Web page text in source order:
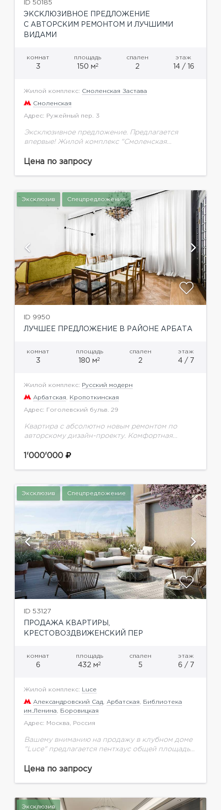
ID 50185
ЭКСКЛЮЗИВНОЕ ПРЕДЛОЖЕНИЕ
С АВТОРСКИМ РЕМОНТОМ И ЛУЧШИМИ
ВИДАМИ
комнат
3
площадь
150 м2
спален
2
этаж
14 / 16
Жилой комплекс: Смоленская Застава
Смоленская
Адрес: Ружейный пер. 3
Эксклюзивное предложение. Предлагается
впервые! Жилой комплекс "Смоленская
паркинг, охрана, гостевая парковка, пропускная
Цена по запросу
Эксклюзив Спецпредложение
ID 9950
ЛУЧШЕЕ ПРЕДЛОЖЕНИЕ В РАЙОНЕ АРБАТА
комнат
3
площадь
180 м2
спален
2
этаж
4 / 7
Жилой комплекс: Русский модерн
Арбатская, Кропоткинская
Адрес: Гоголевский бульв. 29
Квартира с абсолютно новым ремонтом по
авторскому дизайн-проекту. Комфортная
спальни с индивидуальными ванными
1'000'000
Эксклюзив Спецпредложение
ID 53127
ПРОДАЖА КВАРТИРЫ,
КРЕСТОВОЗДВИЖЕНСКИЙ ПЕР
комнат
6
площадь
432 м2
спален
5
этаж
6 / 7
Жилой комплекс: Luce
Александровский Сад, Арбатская,
Библиотека
им.Ленина, Боровицкая
Адрес: Москва, Россия
Вашему вниманию на продажу в клубном доме
"Luce" предлагается пентхаус общей площадью
Крестовоздвиженском переулке Москвы — это
Цена по запросу
Эксклюзив